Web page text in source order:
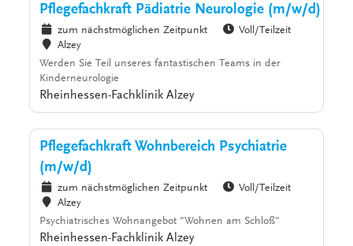
Pflegefachkraft Pädiatrie Neurologie (m/w/d)
zum nächstmöglichen Zeitpunkt
Voll/Teilzeit
Alzey
Werden Sie Teil unseres fantastischen Teams in der
Kinderneurologie
Rheinhessen-Fachklinik Alzey
Pflegefachkraft Wohnbereich Psychiatrie
(m/w/d)
zum nächstmöglichen Zeitpunkt
Voll/Teilzeit
Alzey
Psychiatrisches Wohnangebot "Wohnen am Schloß"
Rheinhessen-Fachklinik Alzey